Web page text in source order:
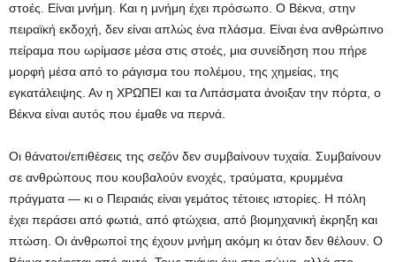
στοές. Είναι μνήμη. Και η μνήμη έχει πρόσωπο. Ο Βέκνα, στην
πειραϊκή εκδοχή, δεν είναι απλώς ένα πλάσμα. Είναι ένα ανθρώπινο
πείραμα που ωρίμασε μέσα στις στοές, μια συνείδηση που πήρε
μορφή μέσα από το ράγισμα του πολέμου, της χημείας, της
εγκατάλειψης. Αν η ΧΡΩΠΕΙ και τα Λιπάσματα άνοιξαν την πόρτα, ο
Βέκνα είναι αυτός που έμαθε να περνά.
Οι θάνατοι/επιθέσεις της σεζόν δεν συμβαίνουν τυχαία. Συμβαίνουν
σε ανθρώπους που κουβαλούν ενοχές, τραύματα, κρυμμένα
πράγματα — κι ο Πειραιάς είναι γεμάτος τέτοιες ιστορίες. Η πόλη
έχει περάσει από φωτιά, από φτώχεια, από βιομηχανική έκρηξη και
πτώση. Οι άνθρωποί της έχουν μνήμη ακόμη κι όταν δεν θέλουν. Ο